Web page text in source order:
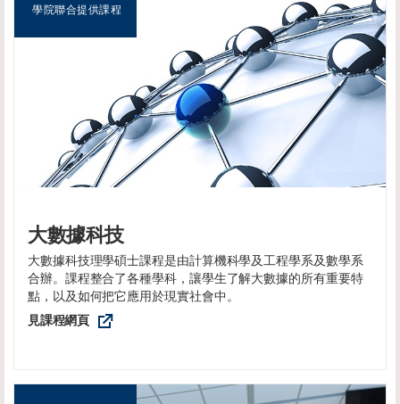
學院聯合提供課程
大數據科技
大數據科技理學碩士課程是由計算機科學及工程學系及數學系
合辦。課程整合了各種學科，讓學生了解大數據的所有重要特
點，以及如何把它應用於現實社會中。
見課程網頁